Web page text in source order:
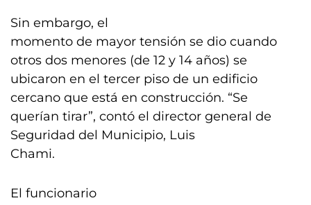
Sin embargo, el
momento de mayor tensión se dio cuando
otros dos menores (de 12 y 14 años) se
ubicaron en el tercer piso de un edificio
cercano que está en construcción. “Se
querían tirar”, contó el director general de
Seguridad del Municipio, Luis
Chami.
El funcionario